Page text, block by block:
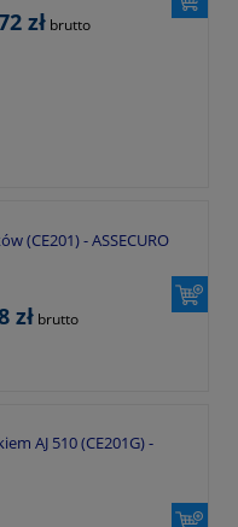
zł brutto
(CE201) - ASSECURO
zł brutto
AJ 510 (CE201G) -